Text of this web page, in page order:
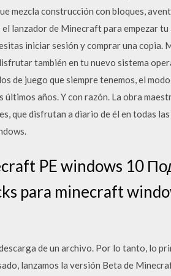
mezcla construcción con bloques,
lanzador de Minecraft para empezar
iniciar sesión y comprar una
también en tu nuevo sistema
de juego que siempre tenemos, el
años. Y con razón. La obra
que disfrutan a diario de él en todas
PE windows 10
para minecraft
de un archivo. Por lo tanto, lo
lanzamos la versión Beta de